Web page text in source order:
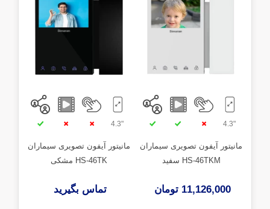
"4.3
مانیتور آیفون تصویری سیماران
HS-46TKM سفید
11,126,000 تومان
"4.3
مانیتور آیفون تصویری سیماران
HS-46TK مشکی
تماس بگیرید